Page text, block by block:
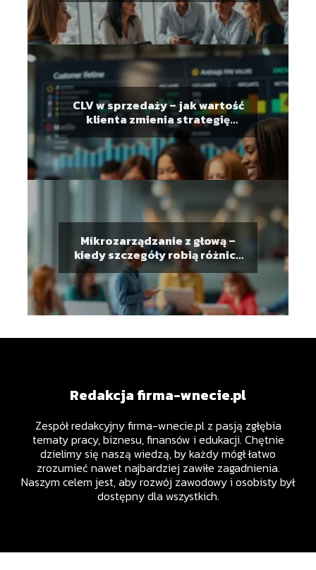
biznesowej
CLV w sprzedaży – jak wartość
klienta zmienia strategię
zarabiania
Mikrozarządzanie z głową –
kiedy szczegóły robią różnicę
w pracy zespołowej
Redakcja firma-wnecie.pl
Zespół redakcyjny firma-wnecie.pl z pasją zgłębia
tematy pracy, biznesu, finansów i edukacji. Chętnie
dzielimy się naszą wiedzą, by każdy mógł łatwo
zrozumieć nawet najbardziej zawiłe zagadnienia.
Naszym celem jest, aby rozwój zawodowy i osobisty był
dostępny dla wszystkich.